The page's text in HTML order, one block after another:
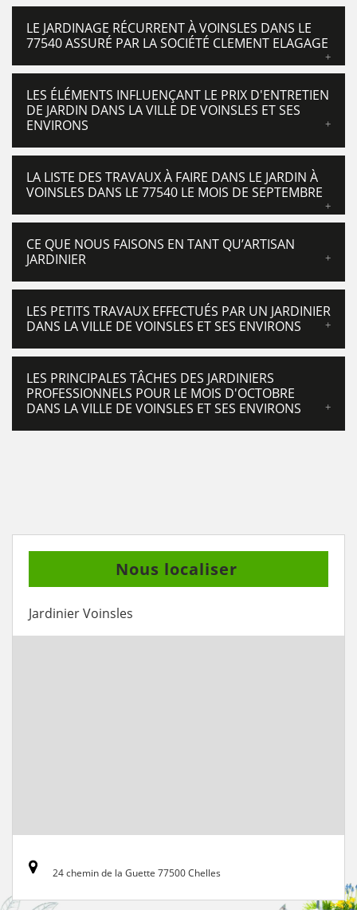
LE JARDINAGE RÉCURRENT À VOINSLES DANS LE
77540 ASSURÉ PAR LA SOCIÉTÉ CLEMENT ELAGAGE
LES ÉLÉMENTS INFLUENÇANT LE PRIX D'ENTRETIEN
DE JARDIN DANS LA VILLE DE VOINSLES ET SES
ENVIRONS
LA LISTE DES TRAVAUX À FAIRE DANS LE JARDIN À
VOINSLES DANS LE 77540 LE MOIS DE SEPTEMBRE
CE QUE NOUS FAISONS EN TANT QU’ARTISAN
JARDINIER
LES PETITS TRAVAUX EFFECTUÉS PAR UN JARDINIER
DANS LA VILLE DE VOINSLES ET SES ENVIRONS
LES PRINCIPALES TÂCHES DES JARDINIERS
PROFESSIONNELS POUR LE MOIS D'OCTOBRE
DANS LA VILLE DE VOINSLES ET SES ENVIRONS
Nous localiser
Jardinier Voinsles
24 chemin de la Guette 77500 Chelles